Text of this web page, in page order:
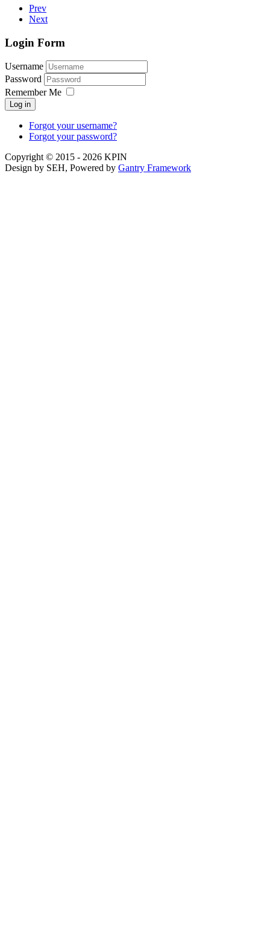
Prev
Next
Login Form
Username
Password
Remember Me
Log in
Forgot your username?
Forgot your password?
Copyright © 2015 - 2026 KPIN
Design by SEH, Powered by Gantry Framework